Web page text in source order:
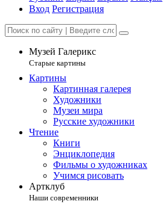
Вход Регистрация
Музей Галерикс
Старые картины
Картины
Картинная галерея
Художники
Музеи мира
Русские художники
Чтение
Книги
Энциклопедия
Фильмы о художниках
Учимся рисовать
Артклуб
Наши современники